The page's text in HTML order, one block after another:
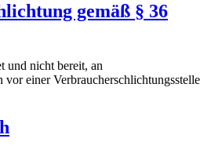
gemäß § 36
und nicht bereit, an
vor einer Verbraucherschlichtungsstelle